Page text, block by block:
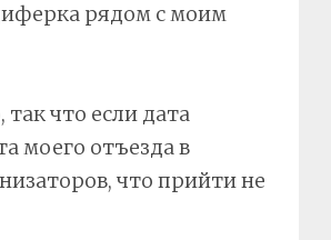
рядом с моим
что если дата
моего отъезда в
что прийти не